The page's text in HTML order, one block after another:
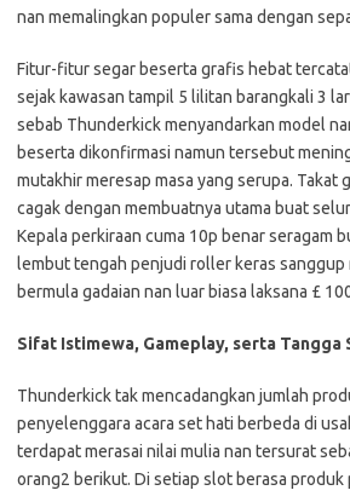
nan memalingkan populer sama dengan
Fitur-fitur segar beserta grafis hebat
sejak kawasan tampil 5 lilitan barangkali 3
sebab Thunderkick menyandarkan model
beserta dikonfirmasi namun tersebut
mutakhir meresap masa yang serupa. Takat
cagak dengan membuatnya utama buat
Kepala perkiraan cuma 10p benar seragam
lembut tengah penjudi roller keras sanggup
bermula gadaian nan luar biasa laksana £
Sifat Istimewa, Gameplay, serta Tangga
Thunderkick tak mencadangkan jumlah
penyelenggara acara set hati berbeda di
terdapat merasai nilai mulia nan tersurat
orang2 berikut. Di setiap slot berasa produk